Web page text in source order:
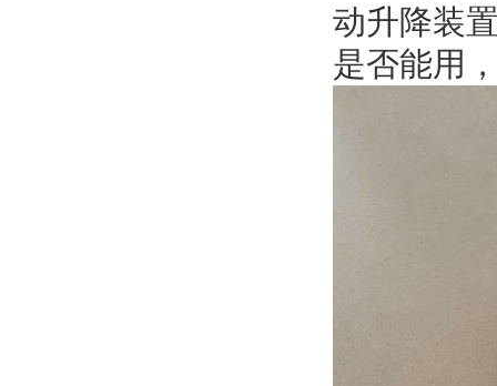
动升降装
是否能用